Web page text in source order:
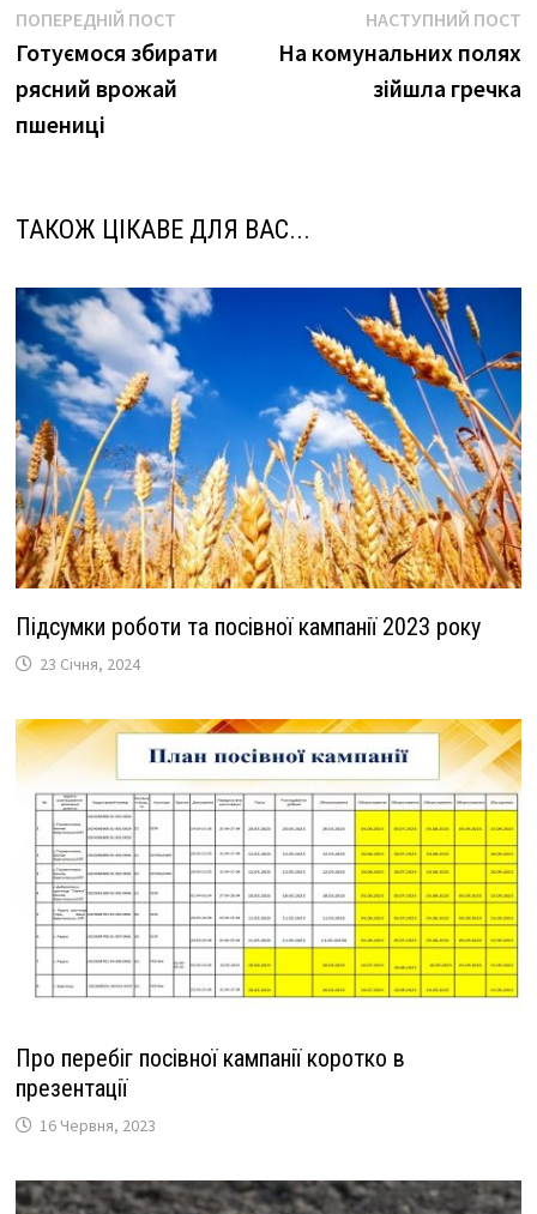
Навігація
записів
ПОПЕРЕДНІЙ ПОСТ
пост:
Готуємося збирати
рясний врожай
пшениці
НАСТУПНИЙ ПОСТ
На комунальних полях
зійшла гречка
ТАКОЖ ЦІКАВЕ ДЛЯ ВАС...
Підсумки роботи та посівної кампанії 2023 року
23 Січня, 2024
Про перебіг посівної кампанії коротко в
презентації
16 Червня, 2023